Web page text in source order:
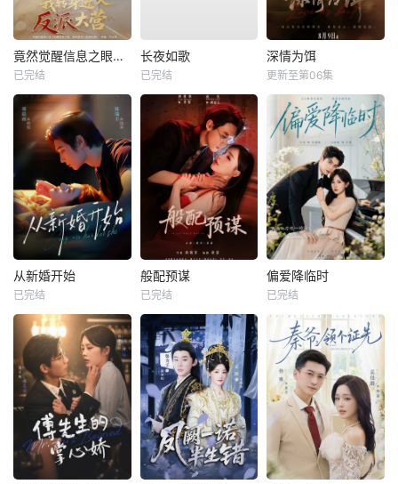
竟然觉醒信息之眼，我转身进入反派大营
已完结
长夜如歌
已完结
深情为饵
更新至第06集
从新婚开始
已完结
般配预谋
已完结
偏爱降临时
已完结